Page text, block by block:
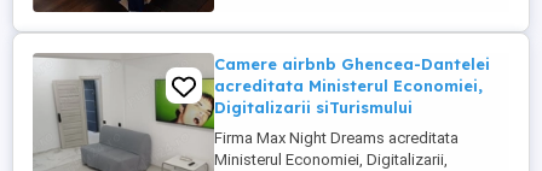
+wifi , frigider, mașină spălat, ...
Camere airbnb Ghencea-Dantelei
acreditata Ministerul Economiei,
Digitalizarii siTurismului
Firma Max Night Dreams acreditata
Ministerul Economiei, Digitalizarii,